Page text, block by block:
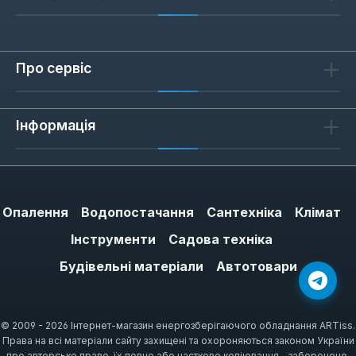
Про сервіс
Інформація
Опалення Водопостачання Сантехніка
Клімат
Інструменти
Садова техніка
Будівельні матеріали
Автотовари
© 2009 - 2026 Інтернет-магазин енергозберігаючого обладнання ARTiss.
Права на всі матеріали сайту захищені та охороняються законом України